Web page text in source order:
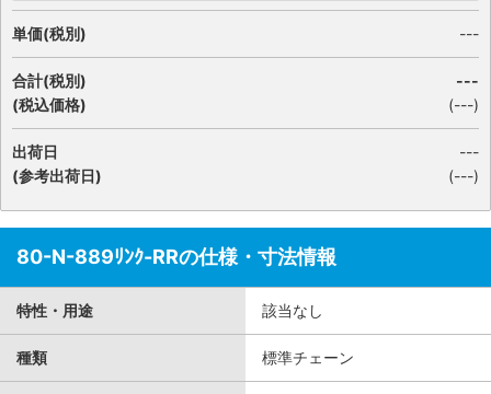
単価(税別) ---
合計(税別)
(税込価格)
---
(---)
出荷日
(参考出荷日)
---
(---)
80-N-889ﾘﾝｸ-RRの仕様・寸法情報
特性・用途 該当なし
種類 標準チェーン